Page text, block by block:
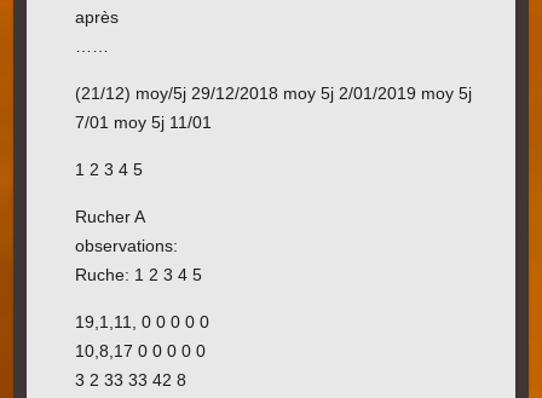
après
……
(21/12) moy/5j 29/12/2018 moy 5j 2/01/2019 moy 5j
7/01 moy 5j 11/01
1 2 3 4 5
Rucher A
observations:
Ruche: 1 2 3 4 5
19,1,11, 0 0 0 0 0
10,8,17 0 0 0 0 0
3 2 33 33 42 8